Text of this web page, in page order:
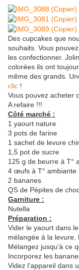
Des cupcakes que
souhaits. Vous
les confectionner.
colorées ils ont
même des grands.
clic !
Vous pouvez acheter
A refaire !!!
Côté marché :
1 yaourt nature
3 pots de farine
1 sachet de levure
1,5 pot de sucre
125 g de beurre à T°
4 œufs à T° ambiante
2 bananes
QS de Pépites de
Garniture :
Nutella
Préparation :
Vider le yaourt dans
mélangée à la
Mélangez jusqu’à ce
Incorporez les
Videz l’appareil dans